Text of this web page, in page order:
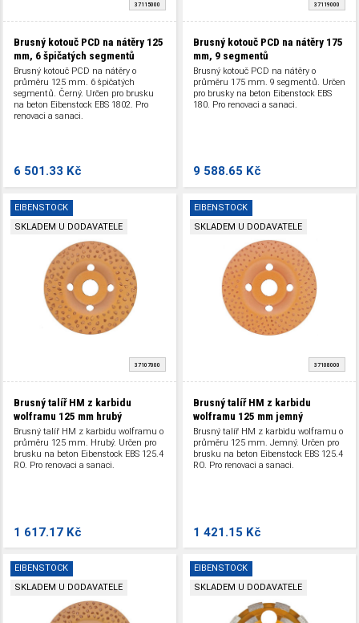
37115000
Brusný kotouč PCD na nátěry 125
mm, 6 špičatých segmentů
Brusný kotouč PCD na nátěry o
průměru 125 mm. 6 špičatých
segmentů. Černý. Určen pro brusku
na beton Eibenstock EBS 1802. Pro
renovaci a sanaci.
6 501.33 Kč
37119000
Brusný kotouč PCD na nátěry 175
mm, 9 segmentů
Brusný kotouč PCD na nátěry o
průměru 175 mm. 9 segmentů. Určen
pro brusky na beton Eibenstock EBS
180. Pro renovaci a sanaci.
9 588.65 Kč
EIBENSTOCK
SKLADEM U DODAVATELE
37107000
Brusný talíř HM z karbidu
wolframu 125 mm hrubý
Brusný talíř HM z karbidu wolframu o
průměru 125 mm. Hrubý. Určen pro
brusku na beton Eibenstock EBS 125.4
RO. Pro renovaci a sanaci.
1 617.17 Kč
EIBENSTOCK
SKLADEM U DODAVATELE
37108000
Brusný talíř HM z karbidu
wolframu 125 mm jemný
Brusný talíř HM z karbidu wolframu o
průměru 125 mm. Jemný. Určen pro
brusku na beton Eibenstock EBS 125.4
RO. Pro renovaci a sanaci.
1 421.15 Kč
EIBENSTOCK
SKLADEM U DODAVATELE
EIBENSTOCK
SKLADEM U DODAVATELE